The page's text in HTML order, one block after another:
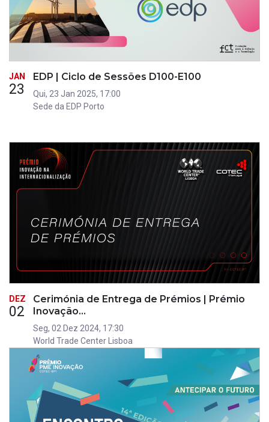
JAN
23
EDP | Ciclo de Sessões D100-E100
Qui, 23 Jan 2025, 17:00
Sede da EDP Porto
DEZ
02
Cerimónia de Entrega de Prémios | Prémio
Inovação…
Seg, 02 Dez 2024, 17:30
World Trade Center Lisboa